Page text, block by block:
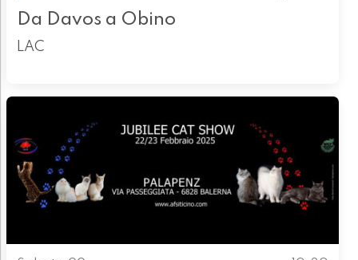
Da Davos a Obino
LAC